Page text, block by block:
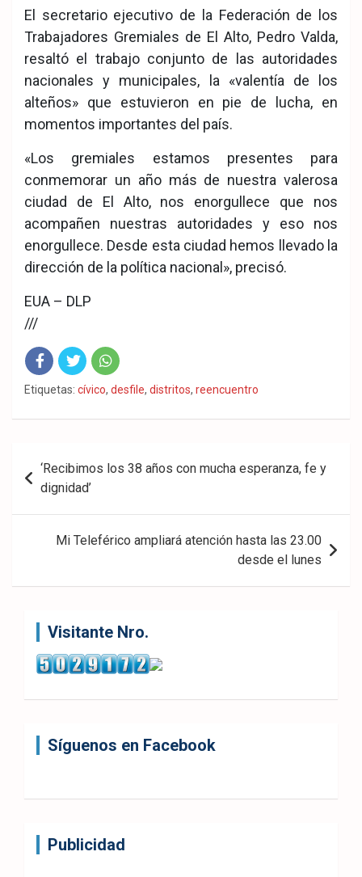
El secretario ejecutivo de la Federación de los
Trabajadores Gremiales de El Alto, Pedro Valda,
resaltó el trabajo conjunto de las autoridades
nacionales y municipales, la «valentía de los
alteños» que estuvieron en pie de lucha, en
momentos importantes del país.
«Los gremiales estamos presentes para
conmemorar un año más de nuestra valerosa
ciudad de El Alto, nos enorgullece que nos
acompañen nuestras autoridades y eso nos
enorgullece. Desde esta ciudad hemos llevado la
dirección de la política nacional», precisó.
EUA – DLP
///
Fac
eb
Twit
ter
Wha
tsA
Etiquetas: cívico, desfile, distritos, reencuentro
Navegación
de
entradas
‘Recibimos los 38 años con mucha esperanza, fe y
dignidad’
Mi Teleférico ampliará atención hasta las 23.00
desde el lunes
Visitante Nro.
Síguenos en Facebook
Publicidad